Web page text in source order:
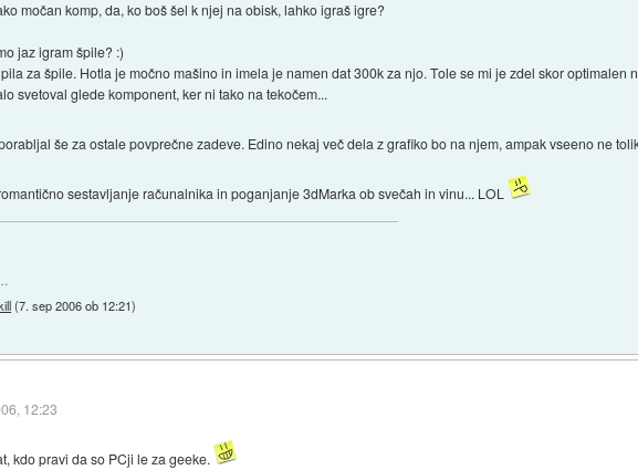
močan komp, da, ko boš šel k njej na obisk, lahko igraš igre?
jaz igram špile? :)
za špile. Hotla je močno mašino in imela je namen dat 300k za njo. Tole se mi je zdel skor optimalen
svetoval glede komponent, ker ni tako na tekočem...
še za ostale povprečne zadeve. Edino nekaj več dela z grafiko bo na njem, ampak vseeno ne
sestavljanje računalnika in poganjanje 3dMarka ob svečah in vinu... LOL
(7. sep 2006 ob 12:21)
12:23
kdo pravi da so PCji le za geeke.